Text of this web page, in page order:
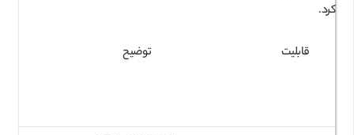
کرد.
قابلیت توضیح